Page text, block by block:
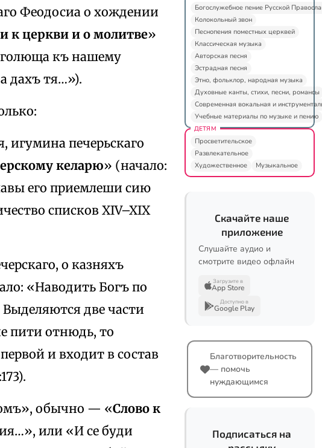
Феодосиа о хождении
к церкви и о молитве»
къ нашему
дахъ тя…»).
игумина печерьскаго
келарю» (начало:
его приемлеши сию
списков XIV–XIX
о казняхъ
«Наводить Богъ по
две части
пити отнюдь, то
и входит в состав
обычно — «Слово к
или «И се буди
Богослужебное пение Русской
Колокольный звон
Песнопения поместных церквей
Классическая музыка
Авторская песня
Эстрадная песня
Этно, фольклор, народная музыка
Духовные канты, стихи, песни, романсы
Современная вокальная и
Учебные материалы по музыке и пению
ДЕТЯМ
Просветительское
Развлекательное
Художественное
Музыкальное
Скачайте наше
приложение
Слушайте аудио и
смотрите видео офлайн
Загрузите в
App Store
Доступно в
Google Play
Благотворительность
— помочь
нуждающимся
Подписаться на